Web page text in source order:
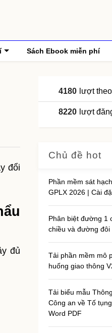
Sách Ebook miễn phí
đổi
đủ
4180 lượt
8220 lượt
Chủ đề hot
Phần mềm sát
GPLX 2026 | Cài
Phân biệt đường 1
chiều và đường đôi
Tải phần mềm mô
huống giao thông
Tải biểu mẫu
Công an về Tố
Word PDF